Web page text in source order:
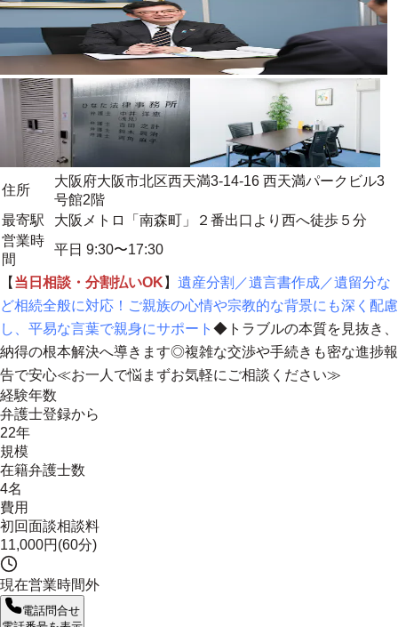
住所
大阪府大阪市北区西天満3-14-16 西天満パークビル3
号館2階
最寄駅
大阪メトロ「南森町」２番出口より西へ徒歩５分
営業時
間
平日 9:30〜17:30
【 当日相談・分割払いOK 】 遺産分割／遺言書作成／遺留分な
ど相続全般に対応！ご親族の心情や宗教的な背景にも深く配慮
し、平易な言葉で親身にサポート ◆トラブルの本質を見抜き、
納得の根本解決へ導きます◎複雑な交渉や手続きも密な進捗報
告で安心≪お一人で悩まずお気軽にご相談ください≫
経験年数
弁護士登録から
22年
規模
在籍弁護士数
4名
費用
初回面談相談料
11,000円(60分)
現在営業時間外
電話問合せ